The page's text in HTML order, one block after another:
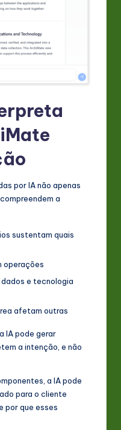
por IA não apenas
a
sustentam quais
operações
e tecnologia
afetam outras
IA pode gerar
a intenção, e não
a IA pode
para o cliente
por que esses